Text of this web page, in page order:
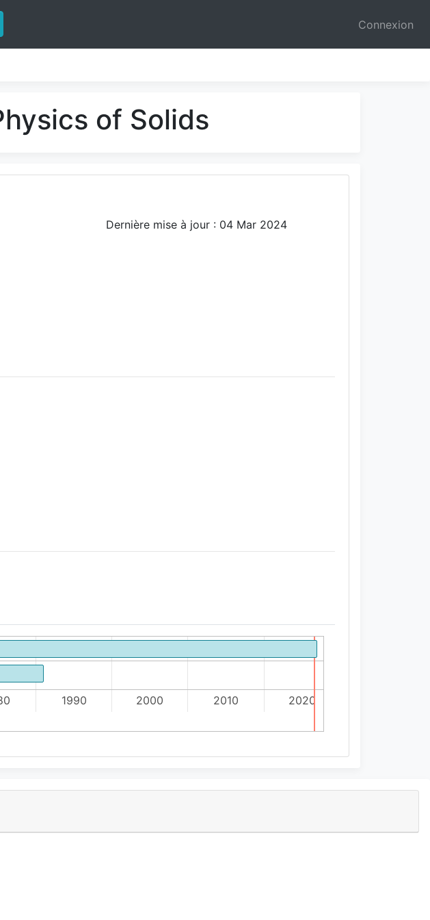
Connexion
of Solids
Dernière mise à jour : 04 Mar 2024
1990 2000 2010 2020